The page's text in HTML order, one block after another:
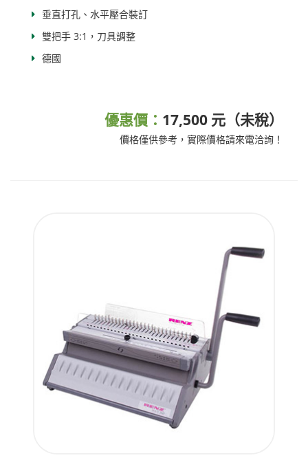
垂直打孔、水平壓合裝訂
雙把手 3:1，刀具調整
德國
優惠價： 17,500 元（未稅）
價格僅供參考，實際價格請來電洽詢！